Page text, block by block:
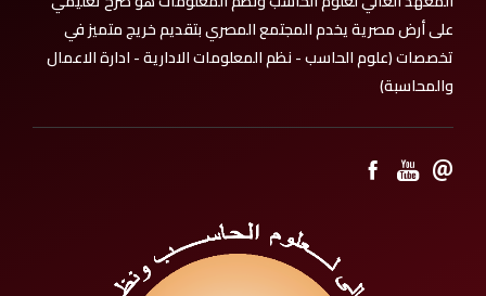
على أرض مصرية يخدم المجتمع المصري بتقديم خريج متميز في
تخصصات (علوم الحاسب - نظم المعلومات الادارية - ادارة الاعمال
والمحاسبة)